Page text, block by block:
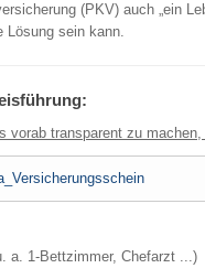
(PKV) auch „ein
Lösung sein kann.
vorab transparent zu
a. 1-Bettzimmer, Chefarzt ...)